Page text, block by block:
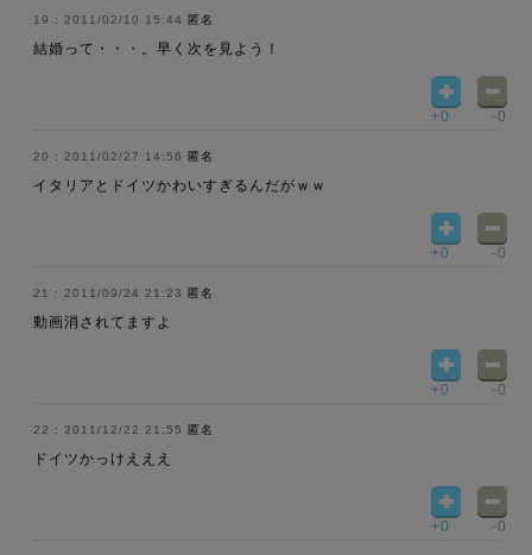
2011/02/10 15:44 匿名
結婚って・・・。早く次を見よう！
+0 -0
2011/02/27 14:56 匿名
イタリアとドイツかわいすぎるんだがｗｗ
+0 -0
2011/09/24 21:23 匿名
動画消されてますよ
+0 -0
2011/12/22 21:55 匿名
ドイツかっけえええ
+0 -0